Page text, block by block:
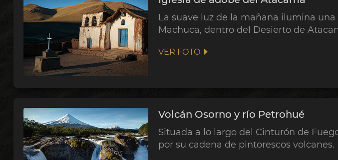
La suave luz de la mañana ilumina
Machuca, dentro del Desierto de
VER FOTO
Volcán Osorno y río Petrohué
Situada a lo largo del Cinturón de
por su cadena de pintorescos volcanes.